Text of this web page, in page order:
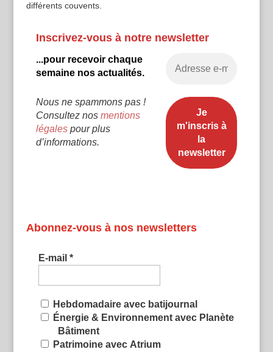
différents couvents.
Inscrivez-vous à notre newsletter
...pour recevoir chaque
semaine nos actualités.
Nous ne spammons pas !
Consultez nos mentions
légalespour plus
d’informations.
Abonnez-vous à nos newsletters
E-mail *
Hebdomadaire avec batijournal
Énergie & Environnement avec Planète
Bâtiment
Patrimoine avec Atrium